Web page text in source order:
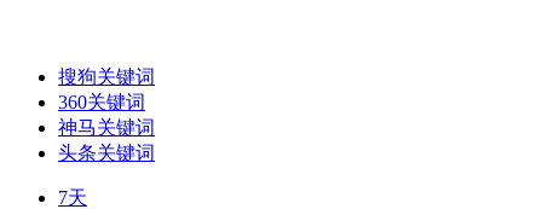
搜狗关键词
360关键词
神马关键词
头条关键词
7天